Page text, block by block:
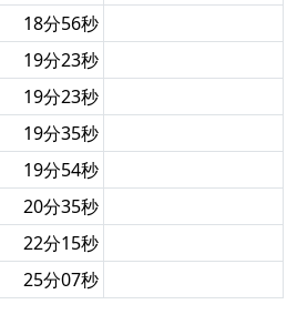
18分56秒
19分23秒
19分23秒
19分35秒
19分54秒
20分35秒
22分15秒
25分07秒